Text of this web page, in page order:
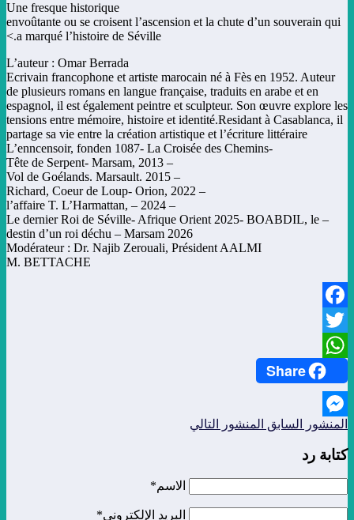
Une fresque historique
envoûtante ou se croisent l’ascension et la chute d’un souverain qui
a marqué l’histoire de Séville.>
L’auteur : Omar Berrada
Ecrivain francophone et artiste marocain né à Fès en 1952. Auteur
de plusieurs romans en langue française, traduits en arabe et en
espagnol, il est également peintre et sculpteur. Son œuvre explore les
tensions entre mémoire, histoire et identité.Residant à Casablanca, il
partage sa vie entre la création artistique et l’écriture littéraire
-L’enncensoir, fonden 1087- La Croisée des Chemins
– Tête de Serpent- Marsam, 2013
– Vol de Goélands. Marsault. 2015
– Richard, Coeur de Loup- Orion, 2022
– l’affaire T. L’Harmattan, – 2024
– Le dernier Roi de Séville- Afrique Orient 2025- BOABDIL, le
destin d’un roi déchu – Marsam 2026
Modérateur : Dr. Najib Zerouali, Président AALMI
M. BETTACHE
Facebook
Twitter
WhatsApp
Share
Messenger
المنشور السابق المنشور التالي
كتابة رد
الاسم*
البريد الإلكتروني*